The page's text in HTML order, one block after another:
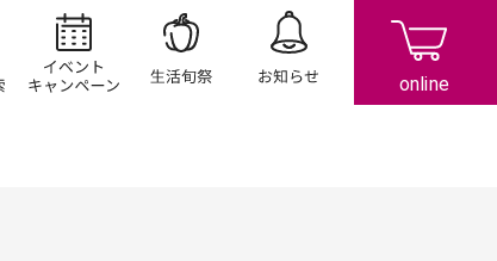
店舗/チラシ検索イベント/キャンペーン
生活旬祭 お知らせ